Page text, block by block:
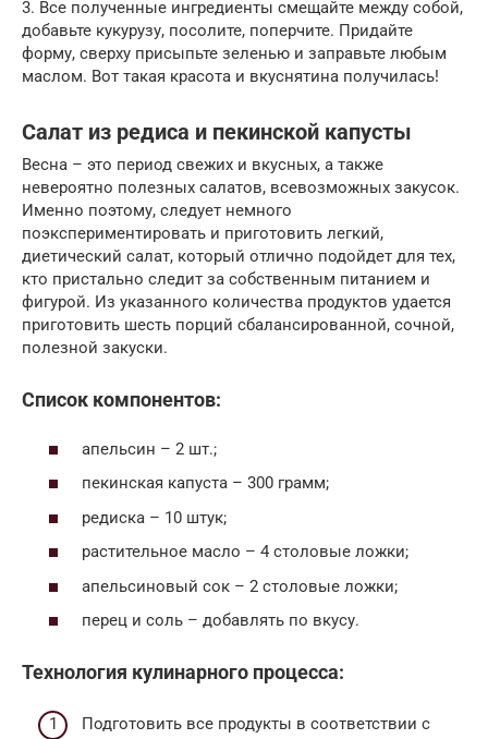
3. Все полученные ингредиенты смещайте между собой,
добавьте кукурузу, посолите, поперчите. Придайте
форму, сверху присыпьте зеленью и заправьте любым
маслом. Вот такая красота и вкуснятина получилась!
Салат из редиса и пекинской капусты
Весна – это период свежих и вкусных, а также
невероятно полезных салатов, всевозможных закусок.
Именно поэтому, следует немного
поэкспериментировать и приготовить легкий,
диетический салат, который отлично подойдет для тех,
кто пристально следит за собственным питанием и
фигурой. Из указанного количества продуктов удается
приготовить шесть порций сбалансированной, сочной,
полезной закуски.
Список компонентов:
апельсин – 2 шт.;
пекинская капуста – 300 грамм;
редиска – 10 штук;
растительное масло – 4 столовые ложки;
апельсиновый сок – 2 столовые ложки;
перец и соль – добавлять по вкусу.
Технология кулинарного процесса:
Подготовить все продукты в соответствии с